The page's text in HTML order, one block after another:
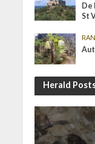
De
St
Herald